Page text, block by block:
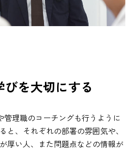
を大切にする
管理職のコーチングも行うように
と、それぞれの部署の雰囲気や、
厚い人、また問題点などの情報が